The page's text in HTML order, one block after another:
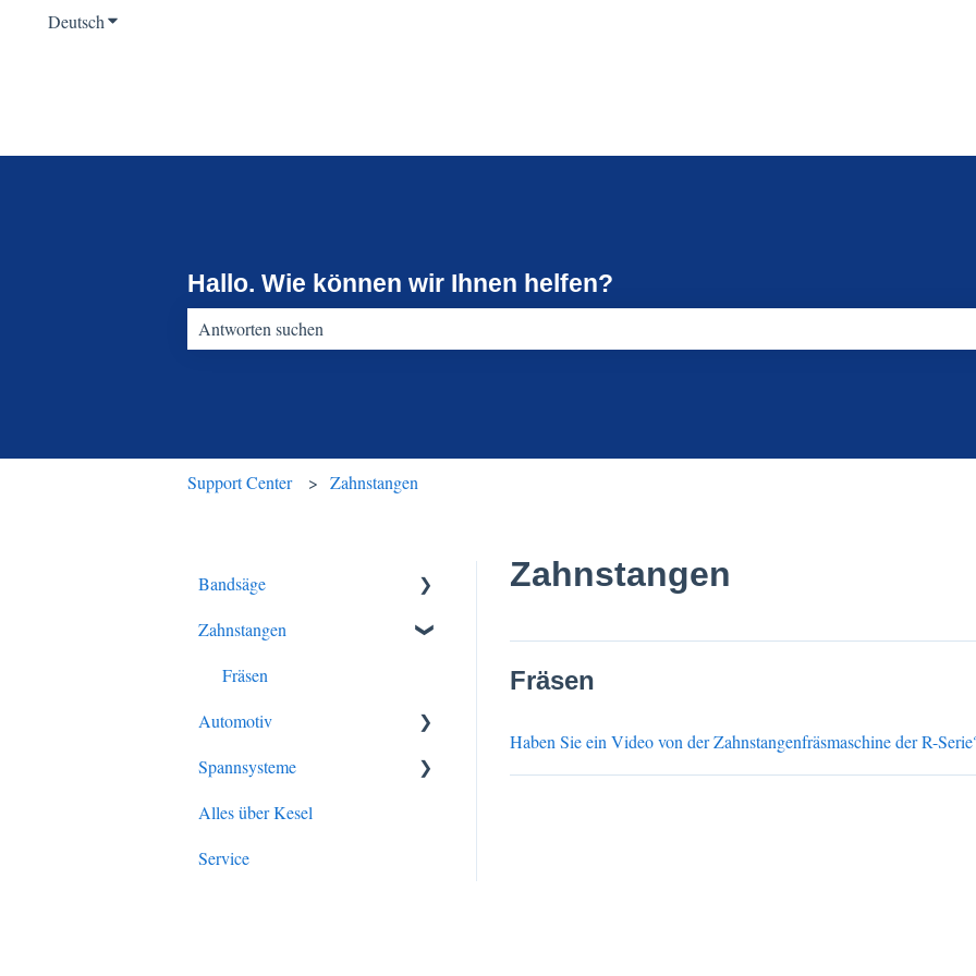
DeutschUntermenü für Übersetzungen anzeigen
Hallo. Wie können wir Ihnen helfen?
Support Center Zahnstangen
Zahnstangen
Fräsen
Haben Sie ein Video von der Zahnstangenfräsmaschine der R-
Bandsäge
B240M
Zahnstangen
Fräsen
Automotiv
S250M
Kreuzverzahnung
Spannsysteme
ZSP
CNC
Alles über Kesel
Service